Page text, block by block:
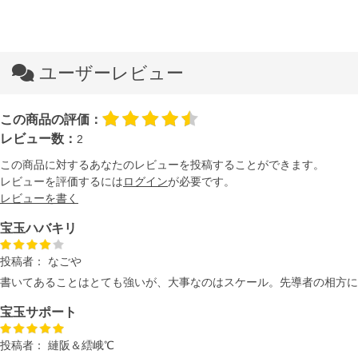
ユーザーレビュー
この商品の評価：
レビュー数： 2
この商品に対するあなたのレビューを投稿することができます。
レビューを評価するにはログインが必要です。
レビューを書く
宝玉ハバキリ
投稿者：
なごや
書いてあることはとても強いが、大事なのはスケール。先導者の相方
宝玉サポート
投稿者： 縺阪＆繧峨℃